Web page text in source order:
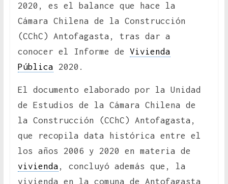
2020, es el balance que hace la
Cámara Chilena de la Construcción
(CChC) Antofagasta, tras dar a
conocer el Informe de Vivienda
Pública 2020.
El documento elaborado por la Unidad
de Estudios de la Cámara Chilena de
la Construcción (CChC) Antofagasta,
que recopila data histórica entre el
los años 2006 y 2020 en materia de
vivienda , concluyó además que, la
vivienda en la comuna de Antofagasta